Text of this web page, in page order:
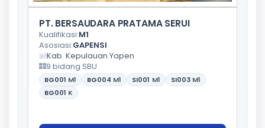
PT. BERSAUDARA PRATAMA SERUI
Kualifikasi:M1
Asosiasi:GAPENSI
Kab. Kepulauan Yapen
9 bidang SBU
BG001 M1 BG004 M1 SI001 M1 SI003 M1
BG001 K